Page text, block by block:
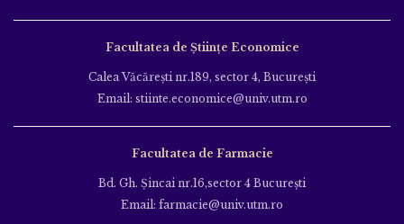
Facultatea de Științe Economice
Calea Văcăreşti nr.189, sector 4, Bucureşti
Email: stiinte.economice@univ.utm.ro
Facultatea de Farmacie
Bd. Gh. Şincai nr.16,sector 4 Bucureşti
Email: farmacie@univ.utm.ro